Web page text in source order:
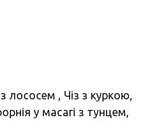
лососем , Чіз з куркою,
у масагі з тунцем,